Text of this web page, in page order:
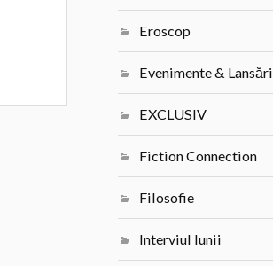
Eroscop
Evenimente & Lansări
EXCLUSIV
Fiction Connection
Filosofie
Interviul lunii